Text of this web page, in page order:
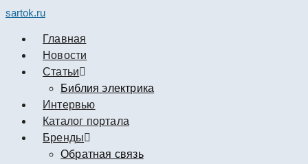
sartok.ru
Главная
Новости
Cтатьи
Библия электрика
Интервью
Каталог портала
Бренды
Обратная связь